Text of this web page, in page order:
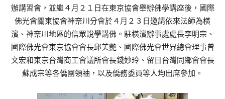
辦講習會，並繼４月２１日在東京協會舉辦佛學講座後，國際
佛光會關東協會神奈川分會於４月２３日邀請依來法師為橫
濱、神奈川地區的信眾說學講佛。駐橫濱辦事處處長李明宗、
國際佛光會東京協會會長邱美艷、國際佛光會世界總會理事曾
文宏和東京台灣商工會議所會長錢妙玲、留日台灣同鄉會會長
蘇成宗等各僑團領袖，以及僑務委員等人均出席參加。